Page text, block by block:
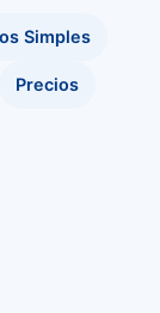
Simples
Precios